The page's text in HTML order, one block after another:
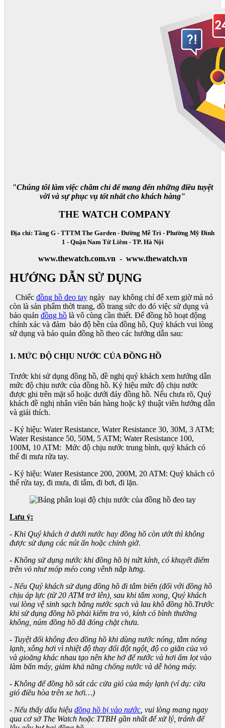
"Chúng tôi làm việc chăm chỉ để mang đến những điều tuyệt
vời và sự phục vụ tốt nhất cho khách hàng"
THE WATCH COMPANY
Địa chỉ: Tầng G - TTTM The Garden - Đường Mễ Trì - Phường Mỹ Đình
1 - Quận Nam Từ Liêm - TP. Hà Nội
www.thewatch.com.vn - www.thewatch.vn
HƯỚNG DẪN SỬ DỤNG
Chiếc đồng hồ đeo tay ngày nay không chỉ để xem giờ mà nó
còn là sản phẩm thời trang, đồ trang sức do đó việc sử dụng và
bảo quản đồng hồ là vô cùng cần thiết. Để đồng hồ hoạt động
chính xác và đảm bảo độ bền của đồng hồ, Quý khách vui lòng
sử dụng và bảo quản đồng hồ theo các hướng dẫn sau:
1. MỨC ĐỘ CHỊU NƯỚC CỦA ĐỒNG HỒ
Trước khi sử dụng đồng hồ, đề nghị quý khách xem hướng dẫn
mức độ chịu nước của đồng hồ. Ký hiệu mức độ chịu nước
được ghi trên mặt số hoặc dưới đáy đồng hồ. Nếu chưa rõ, Quý
khách đề nghị nhân viên bán hàng hoặc kỹ thuật viên hướng dẫn
và giải thích.
- Ký hiệu: Water Resistance, Water Resistance 30, 30M, 3 ATM;
Water Resistance 50, 50M, 5 ATM; Water Resistance 100,
100M, 10 ATM: Mức độ chịu nước trung bình, quý khách có
thể đi mưa rửa tay.
- Ký hiệu: Water Resistance 200, 200M, 20 ATM: Quý khách có
thể rửa tay, đi mưa, đi tắm, đi bơi, đi lặn.
Lưu ý:
- Khi Quý khách ở dưới nước hay đồng hồ còn ướt thì không
được sử dụng các nút ấn hoặc chỉnh giờ.
- Không sử dụng nước khi đồng hồ bị nứt kính, có khuyết điểm
trên vỏ như móp méo cong vênh nắp lưng.
- Nếu Quý khách sử dụng đồng hồ đi tắm biển (đối với đồng hồ
chịu áp lực (từ 20 ATM trở lên), sau khi tắm xong, Quý khách
vui lòng vệ sinh sạch bằng nước sạch và lau khô đồng hồ.Trước
khi sử dụng đồng hồ phải kiểm tra vỏ, kính có bình thường
không, núm đồng hồ đã đóng chặt chưa.
- Tuyệt đối không đeo đồng hồ khi dùng nước nóng, tắm nóng
lạnh, xông hơi vì nhiệt độ thay đổi đột ngột, độ co giãn của vỏ
và gioăng khác nhau tạo nên khe hở để nước và hơi ẩm lọt vào
làm bẩn máy, giảm khả năng chống nước và dễ hỏng máy.
- Không để đồng hồ sát các cửa gió của máy lạnh (ví dụ: cửa
gió điều hòa trên xe hơi…)
- Nếu thấy dấu hiệu đồng hồ bị vào nước , vui lòng mang ngay
qua cơ sở The Watch hoặc TTBH gần nhất để xử lý, tránh để